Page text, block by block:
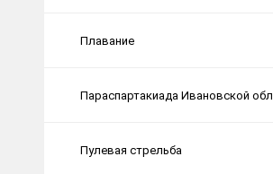
Плавание
Параспартакиада Ивановской
Пулевая стрельба